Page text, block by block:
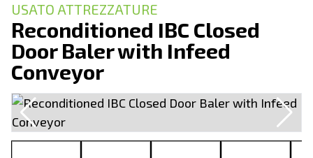
USATO ATTREZZATURE
Reconditioned IBC Closed
Door Baler with Infeed
Conveyor